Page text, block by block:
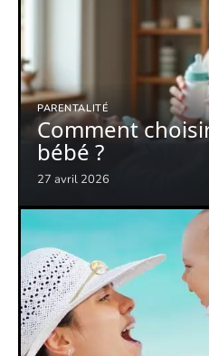
PARENTALITÉ
Comment
bébé ?
27 avril 2026